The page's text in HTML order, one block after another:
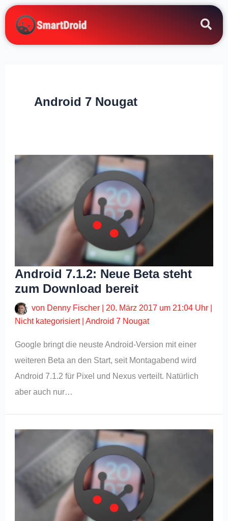
Zum
Inhalt
springen
Android 7 Nougat
Android 7.1.2: Neue Beta steht
zum Download bereit
von Denny Fischer 20. März 2017 um 21:04 Uhr
Nicht kategorisiert|Android 7 Nougat
Google bringt die neuste Android-Version mit einer
weiteren Beta an den Start, seit Montagabend wird
Android 7.1.2 für Pixel und Nexus verteilt. Natürlich
aber auch nur…